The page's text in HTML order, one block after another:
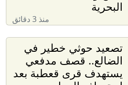
البحرية
منذ 3 دقائق
تصعيد حوثي خطير في
الضالع.. قصف مدفعي
يستهدف قرى قعطبة بعد